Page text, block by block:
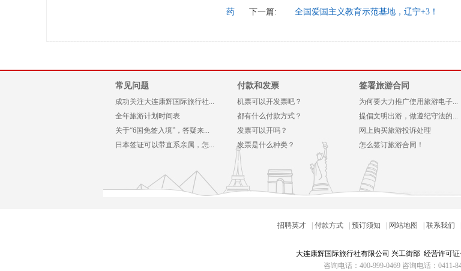
药
下一篇: 全国爱国主义教育示范基地，辽宁+3！
常见问题
成功关注大连康辉国际旅行社...
全年旅游计划时间表
关于“6国免签入境”，答疑来...
日本签证可以带直系亲属，怎...
付款和发票
机票可以开发票吧？
都有什么付款方式？
发票可以开吗？
发票是什么种类？
签署旅游合同
为何要大力推广使用旅游电子...
提倡文明出游，做遵纪守法的...
网上购买旅游投诉处理
怎么签订旅游合同！
招聘英才 付款方式 预订须知 网站地图 联系我们
大连康辉国际旅行社有限公司 兴工街部 经营许可证
咨询电话：400-999-0469 咨询电话：0411-